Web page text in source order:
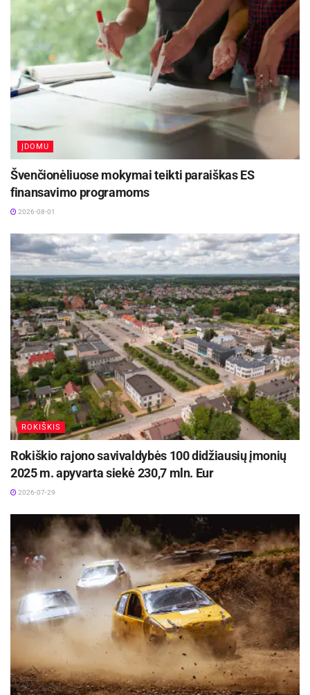
Tel. +370 685 66700
El.p.: r.keliuotyte@rokiskis.lt
Šaltinis: Rokiškio rajono savivaldybė
ĮDOMU
Švenčionėliuose mokymai teikti paraiškas ES
finansavimo programoms
2026-08-01
ROKIŠKIS
Rokiškio rajono savivaldybės 100 didžiausių įmonių
2025 m. apyvarta siekė 230,7 mln. Eur
2026-07-29